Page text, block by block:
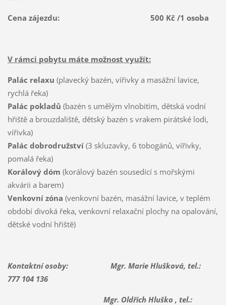
Cena zájezdu: 500 Kč /1 osoba
V rámci pobytu máte možnost využít:
Palác relaxu (plavecký bazén, vířivky a masážní lavice,
rychlá řeka)
Palác pokladů (bazén s umělým vlnobitím, dětská vodní
hřiště a brouzdaliště, dětský bazén s vrakem pirátské lodi,
vířivka)
Palác dobrodružství(3 skluzavky, 6 tobogánů, vířivky,
pomalá řeka)
Korálový dóm (korálový bazén sousedící s mořskými
akvárii a barem)
Venkovní zóna (venkovní bazén, masážní lavice, v teplém
období divoká řeka, venkovní relaxační plochy na opalování,
dětské vodní hřiště)
Kontaktní osoby: Mgr. Marie Hlušková, tel.:
777 104 136
Mgr. Oldřich Hluško , tel.: